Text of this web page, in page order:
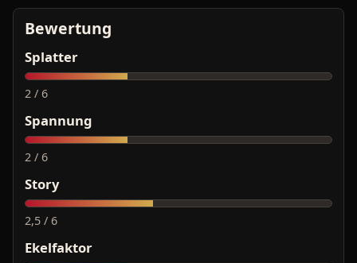
Bewertung
Splatter
2 / 6
Spannung
2 / 6
Story
2,5 / 6
Ekelfaktor